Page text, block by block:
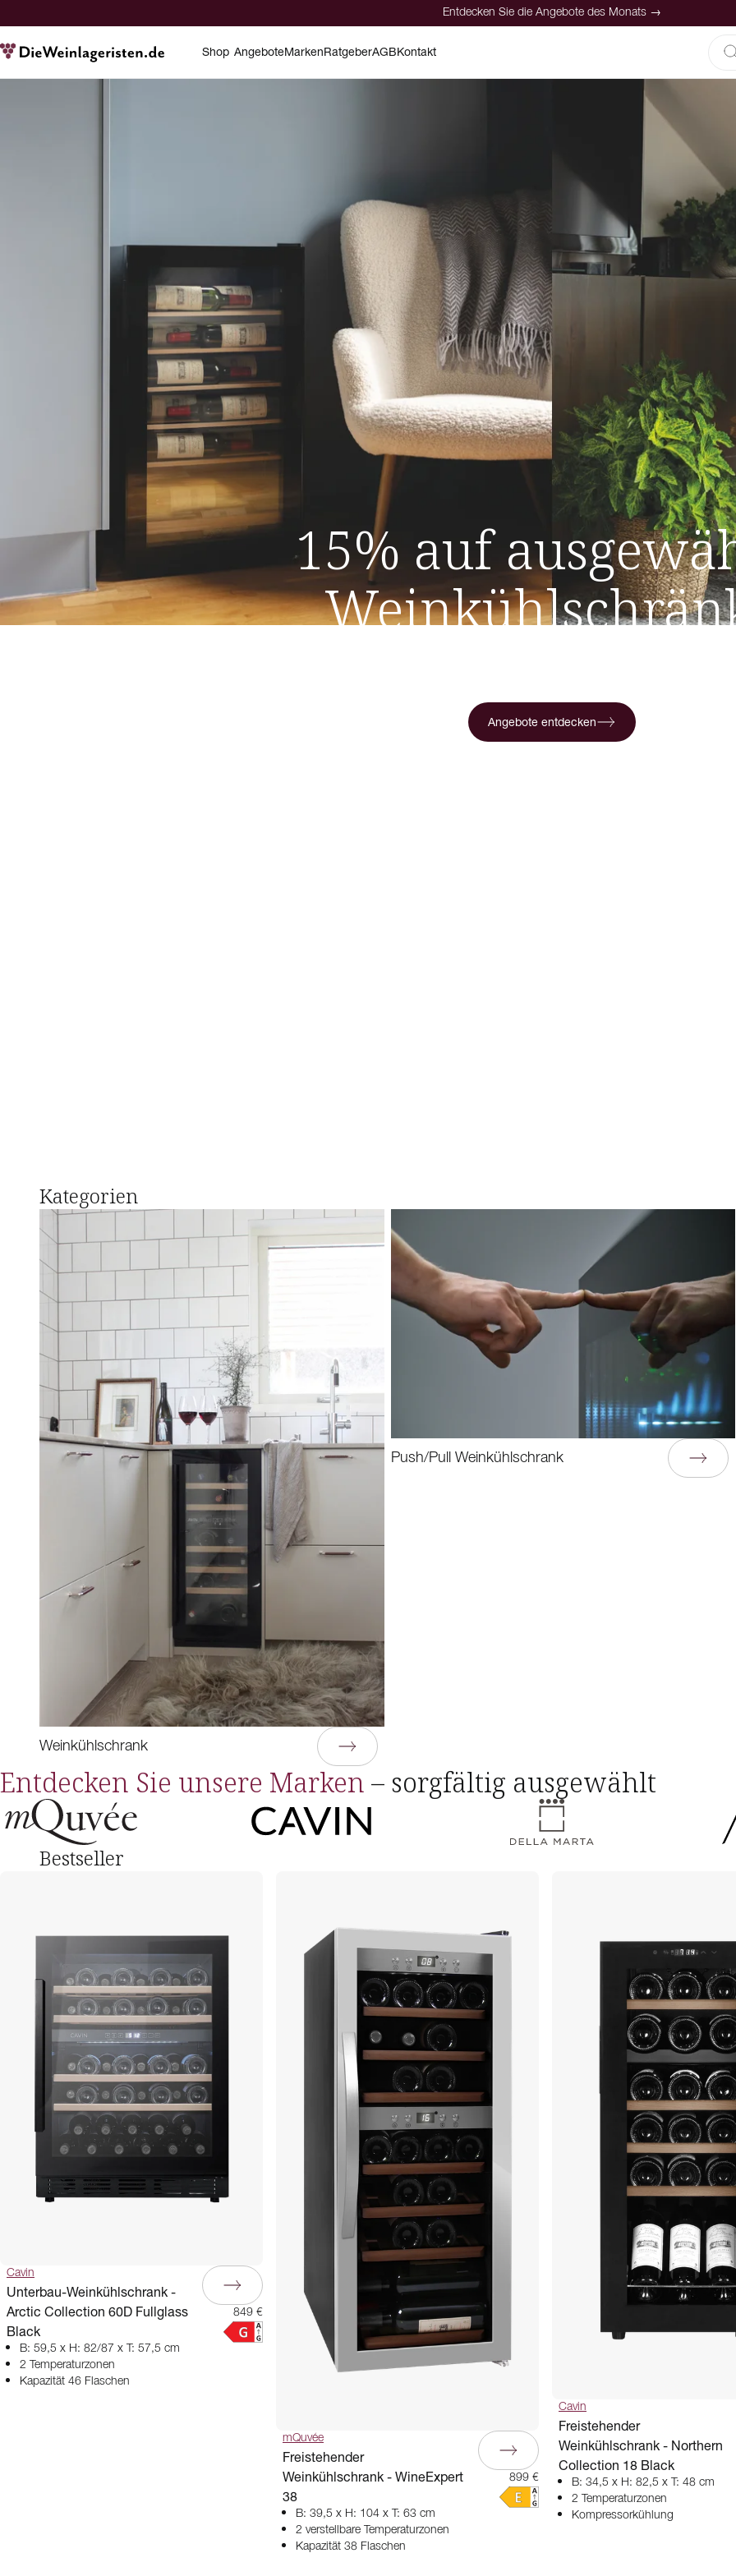
Entdecken Sie die Angebote des Monats →
Shop AngeboteMarkenRatgeberAGBKontakt
15% auf
Angebote entdecken
Kategorien
Weinkühlschrank
Push/Pull Weinkühlschrank
Entdecken Sie unsere Marken – sorgfältig ausgewählt
Bestseller
Cavin
Unterbau-Weinkühlschrank -
Arctic Collection 60D Fullglass
Black
B: 59,5 x H: 82/87 x T: 57,5 cm
2 Temperaturzonen
Kapazität 46 Flaschen
849 €
mQuvée
Freistehender
Weinkühlschrank - WineExpert
38
B: 39,5 x H: 104 x T: 63 cm
2 verstellbare Temperaturzonen
Kapazität 38 Flaschen
899 €
Cavin
Freistehender
Weinkühlschrank - Northern
Collection 18 Black
B: 34,5 x H: 82,5 x T: 48 cm
2 Temperaturzonen
Kompressorkühlung